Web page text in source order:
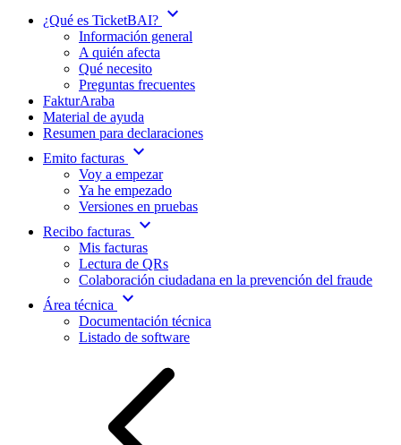
¿Qué es TicketBAI? expand_more
Información general
A quién afecta
Qué necesito
Preguntas frecuentes
FakturAraba
Material de ayuda
Resumen para declaraciones
Emito facturas expand_more
Voy a empezar
Ya he empezado
Versiones en pruebas
Recibo facturas expand_more
Mis facturas
Lectura de QRs
Colaboración ciudadana en la prevención del fraude
Área técnica
expand_more
Documentación técnica
Listado de software